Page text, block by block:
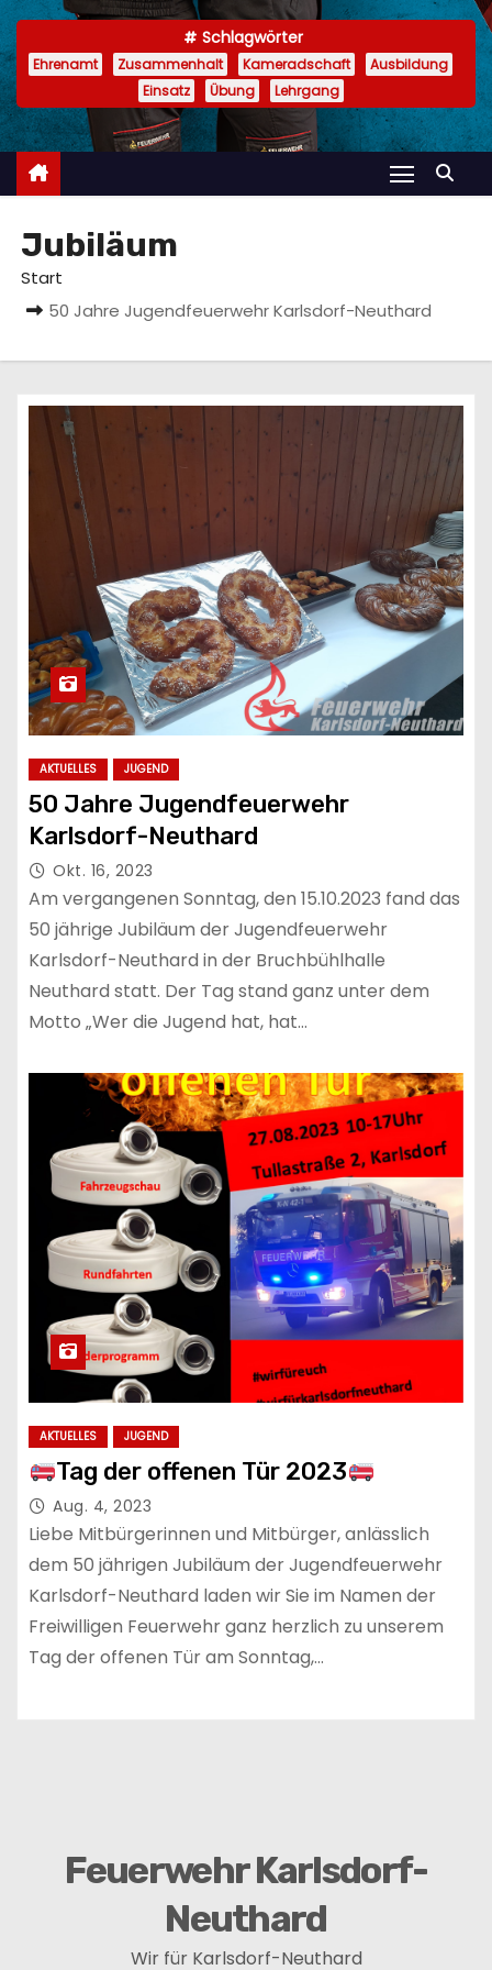
n
Schlagwörter
Ehrenamt Zusammenhalt Kameradschaft
Ausbildung
Einsatz
Übung Lehrgang
Jubiläum
Start
50 Jahre Jugendfeuerwehr Karlsdorf-Neuthard
AKTUELLES JUGEND
50 Jahre Jugendfeuerwehr
Karlsdorf-Neuthard
Okt. 16, 2023
Am vergangenen Sonntag, den 15.10.2023 fand das
50 jährige Jubiläum der Jugendfeuerwehr
Karlsdorf-Neuthard in der Bruchbühlhalle
Neuthard statt. Der Tag stand ganz unter dem
Motto „Wer die Jugend hat, hat…
AKTUELLES JUGEND
Tag der offenen Tür 2023
Aug. 4, 2023
Liebe Mitbürgerinnen und Mitbürger, anlässlich
dem 50 jährigen Jubiläum der Jugendfeuerwehr
Karlsdorf-Neuthard laden wir Sie im Namen der
Freiwilligen Feuerwehr ganz herzlich zu unserem
Tag der offenen Tür am Sonntag,…
Feuerwehr Karlsdorf-
Neuthard
Wir für Karlsdorf-Neuthard